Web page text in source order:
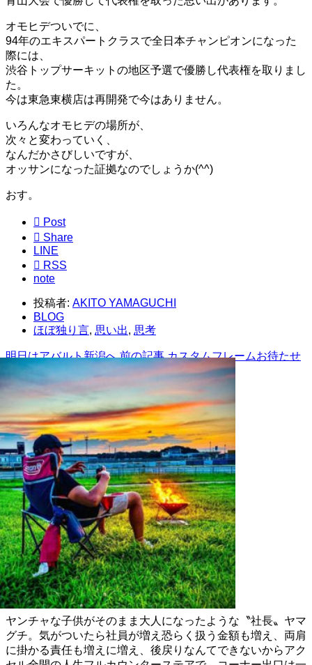
オモヒデついでに、
94年のエキスパートクラスで全日本チャンピオンになった
際には、
渋谷トップサーキットの地区予選で優勝し代表権を取りまし
た。
今は東急東横店は再開発で今はありません。
いろんなオモヒデの場所が、
次々と変わっていく、
なんだかさびしいですが、
オッサンになった証拠なのでしょうか(^^)
おす。
 Post
 Share
LINE
 RSS
note
投稿者: AKITO YAMAGUCHI
BLOG
ほぼ独り言, 思い出, 思考
明日はアバルト新潟へ 前の記事 カスタムフレームお待たせ
しました♪ 次の記事
AKITO YAMAGUCHI
ヤンチャな子供がそのまま大人になったような〝社長〟ヤマ
グチ。気がついたら社員が増え恐らく扱う金額も増え、両肩
に掛かる責任も増えに増え、後戻りなんてできないからアク